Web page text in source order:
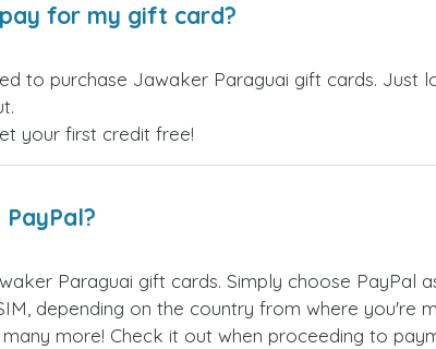
for my gift card?
to purchase Jawaker Paraguai gift cards. Just
your first credit free!
Paraguai gift cards. Simply choose PayPal
depending on the country from where you're
more! Check it out when proceeding to